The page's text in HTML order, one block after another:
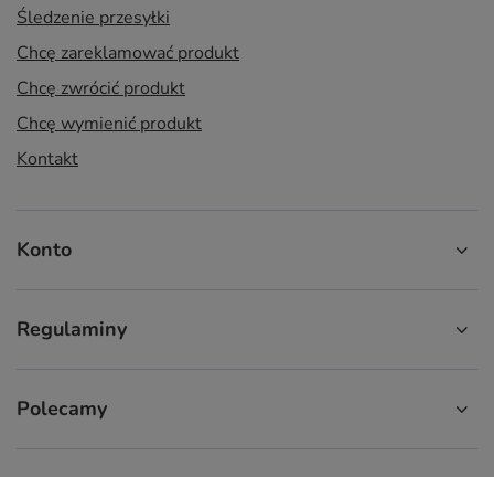
Śledzenie przesyłki
Chcę zareklamować produkt
Chcę zwrócić produkt
Chcę wymienić produkt
Kontakt
Konto
Regulaminy
Polecamy